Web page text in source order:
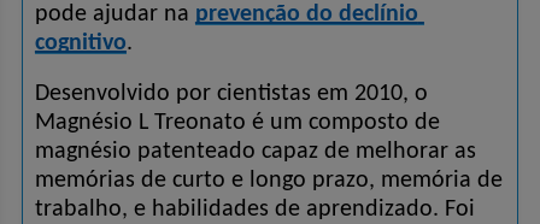
pode ajudar na prevenção do declínio
cognitivo.
Desenvolvido por cientistas em 2010, o
Magnésio L Treonato é um composto de
magnésio patenteado capaz de melhorar as
memórias de curto e longo prazo, memória de
trabalho, e habilidades de aprendizado. Foi